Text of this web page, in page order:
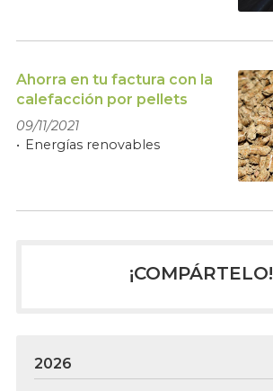
Ahorra en tu factura con la
calefacción por pellets
09/11/2021
Energías renovables
¡COMPÁRTELO!
2026